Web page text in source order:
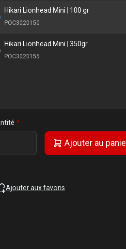
Hikari Lionhead Mini 100 gr
POC3020150
Hikari Lionhead Mini 350gr
POC3020155
Ajouter au
Ajouter aux favoris